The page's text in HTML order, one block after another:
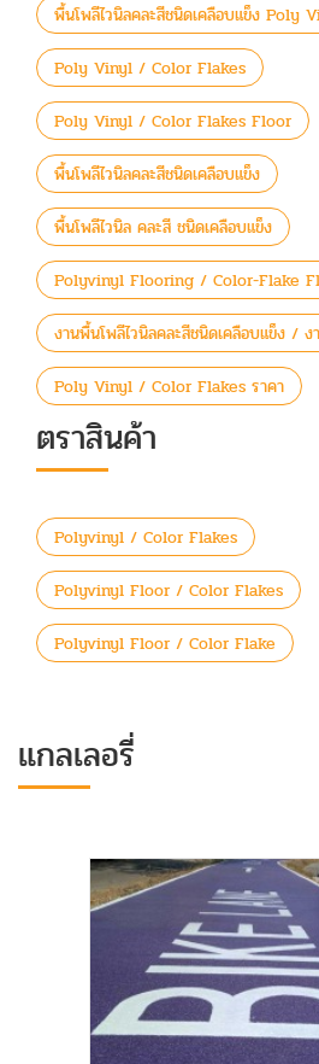
พื้นโพลีไวนิลคละสีชนิดเคลือบแข็ง Poly
Poly Vinyl / Color Flakes
Poly Vinyl / Color Flakes Floor
พื้นโพลีไวนิลคละสีชนิดเคลือบแข็ง
พื้นโพลีไวนิล คละสี ชนิดเคลือบแข็ง
Polyvinyl Flooring / Color-Flake
งานพื้นโพลีไวนิลคละสีชนิดเคลือบแข็ง / ง
Poly Vinyl / Color Flakes ราคา
ตราสินค้า
Polyvinyl / Color Flakes
Polyvinyl Floor / Color Flakes
Polyvinyl Floor / Color Flake
แกลเลอรี่